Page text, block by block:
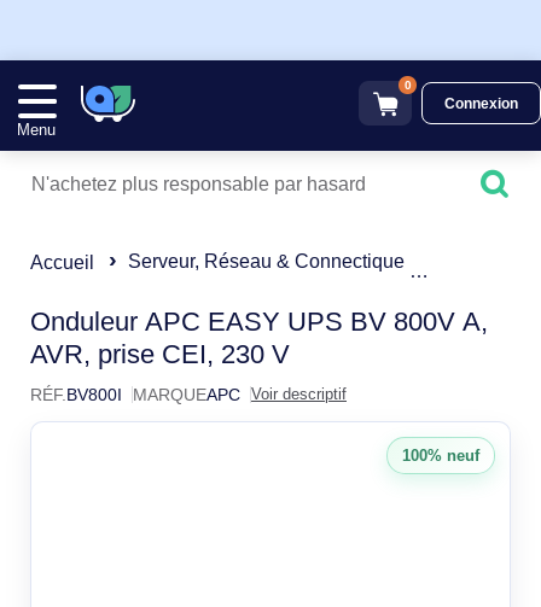
Menu
0
Connexion
Accueil Serveur, Réseau & Connectique
APC Easy UPS BV800I
Onduleur APC EASY UPS BV 800V A,
AVR, prise CEI, 230 V
RÉF. BV800I MARQUEAPC Voir descriptif
100% neuf